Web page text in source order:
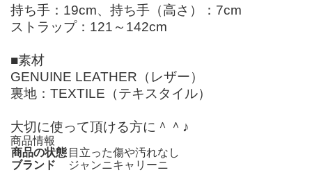
持ち手：19cm、持ち手（高さ）：7cm
ストラップ：121～142cm
■素材
GENUINE LEATHER（レザー）
裏地：TEXTILE（テキスタイル）
大切に使って頂ける方に＾＾♪
商品情報
商品の状態 目立った傷や汚れなし
ブランド
ジャンニキャリーニ